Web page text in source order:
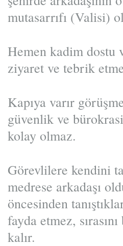
mutasarrıfı (Valisi)
Hemen kadim dostu
ziyaret ve tebrik
Kapıya varır
güvenlik ve
kolay olmaz.
Görevlilere kendini
medrese arkadaşı
öncesinden
fayda etmez,
kalır.